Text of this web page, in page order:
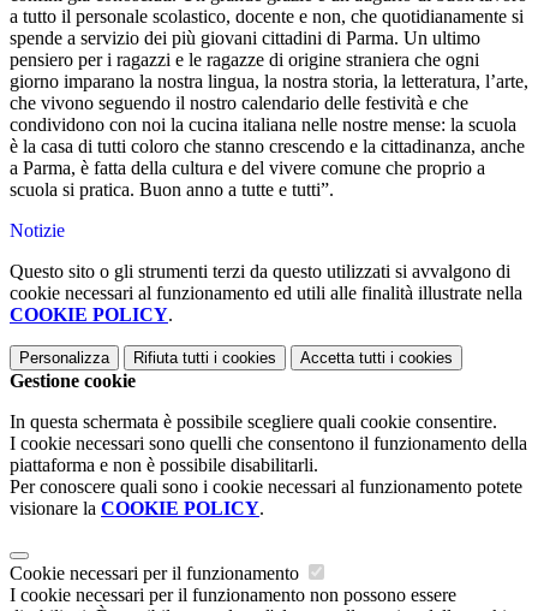
a tutto il personale scolastico, docente e non, che quotidianamente si
spende a servizio dei più giovani cittadini di Parma. Un ultimo
pensiero per i ragazzi e le ragazze di origine straniera che ogni
giorno imparano la nostra lingua, la nostra storia, la letteratura, l’arte,
che vivono seguendo il nostro calendario delle festività e che
condividono con noi la cucina italiana nelle nostre mense: la scuola
è la casa di tutti coloro che stanno crescendo e la cittadinanza, anche
a Parma, è fatta della cultura e del vivere comune che proprio a
scuola si pratica. Buon anno a tutte e tutti”.
Notizie
Questo sito o gli strumenti terzi da questo utilizzati si avvalgono di
cookie necessari al funzionamento ed utili alle finalità illustrate nella
COOKIE POLICY.
Personalizza Rifiuta tutti i cookies Accetta tutti i cookies
Gestione cookie
In questa schermata è possibile scegliere quali cookie consentire.
I cookie necessari sono quelli che consentono il funzionamento della
piattaforma e non è possibile disabilitarli.
Per conoscere quali sono i cookie necessari al funzionamento potete
visionare la COOKIE POLICY.
Cookie necessari per il funzionamento
I cookie necessari per il funzionamento non possono essere